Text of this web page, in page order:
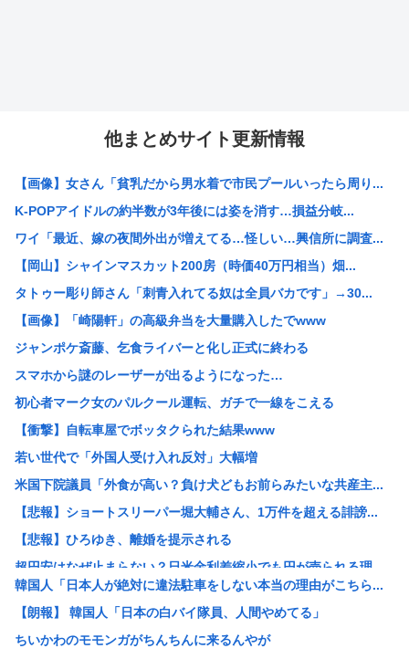
他まとめサイト更新情報
【画像】女さん「貧乳だから男水着で市民プールいったら周り...
K-POPアイドルの約半数が3年後には姿を消す…損益分岐...
ワイ「最近、嫁の夜間外出が増えてる…怪しい…興信所に調査...
【岡山】シャインマスカット200房（時価40万円相当）畑...
タトゥー彫り師さん「刺青入れてる奴は全員バカです」→30...
【画像】「崎陽軒」の高級弁当を大量購入したでwww
ジャンポケ斎藤、乞食ライバーと化し正式に終わる
スマホから謎のレーザーが出るようになった…
初心者マーク女のパルクール運転、ガチで一線をこえる
【衝撃】自転車屋でボッタクられた結果www
若い世代で「外国人受け入れ反対」大幅増
米国下院議員「外食が高い？負け犬どもお前らみたいな共産主...
【悲報】ショートスリーパー堀大輔さん、1万件を超える誹謗...
【悲報】ひろゆき、離婚を提示される
超円安はなぜ止まらない？日米金利差縮小でも円が売られる理...
女さん「自分の衣食住は自分で稼ごう！」男「ほな妊娠出産の...
日本列島さん、人間が住めるエリアの少なさが流石に厳しいw...
【画像】姪っ子集団「おじちゃん、夏休みの間ずっと泊ってく...
韓国人「日本人が絶対に違法駐車をしない本当の理由がこちら...
【朗報】 韓国人「日本の白バイ隊員、人間やめてる」
ちいかわのモモンガがちんちんに来るんやが